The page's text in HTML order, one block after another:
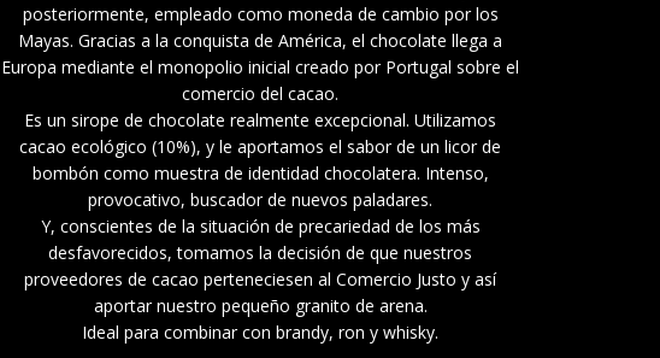
posteriormente, empleado como moneda de cambio por los
Mayas. Gracias a la conquista de América, el chocolate llega a
Europa mediante el monopolio inicial creado por Portugal sobre el
comercio del cacao.
Es un sirope de chocolate realmente excepcional. Utilizamos
cacao ecológico (10%), y le aportamos el sabor de un licor de
bombón como muestra de identidad chocolatera. Intenso,
provocativo, buscador de nuevos paladares.
Y, conscientes de la situación de precariedad de los más
desfavorecidos, tomamos la decisión de que nuestros
proveedores de cacao perteneciesen al Comercio Justo y así
aportar nuestro pequeño granito de arena.
Ideal para combinar con brandy, ron y whisky.